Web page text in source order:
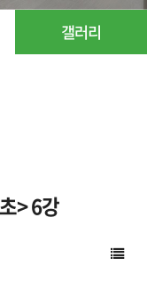
갤러리
> 6강